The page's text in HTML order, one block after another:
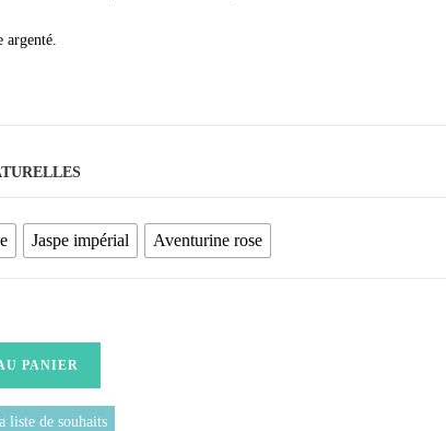
argenté.
Jaspe impérial Aventurine rose
PANIER
liste de souhaits